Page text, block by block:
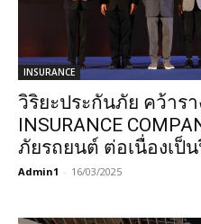
INSURANCE
วิริยะประกันภัย คว้ารา
INSURANCE
ภัยรถยนต์ ต่อเนื่องเป็
Admin1 - 16/03/2025